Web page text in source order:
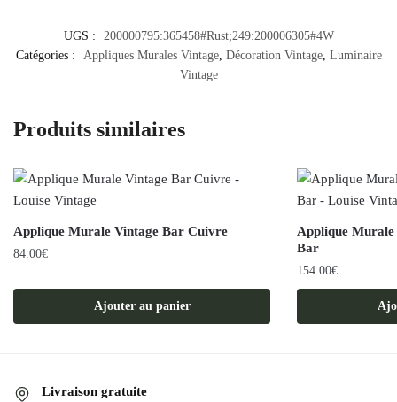
UGS :
200000795:365458#Rust;249:200006305#4W
Catégories :
Appliques Murales Vintage, Décoration Vintage, Luminaire
Vintage
Produits similaires
Applique Murale Vintage Bar Cuivre
84.00€
Ajouter au panier
Applique
Bar
154.00€
Livraison gratuite